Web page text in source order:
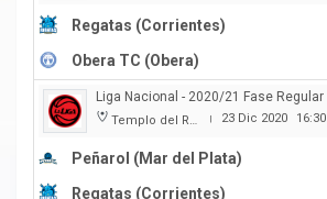
Regatas (Corrientes)
Obera TC (Obera)
Liga Nacional - 2020/21 Fase Regular
Templo del Rock | 23 Dic 2020 16:30
Peñarol (Mar del Plata)
Regatas (Corrientes)